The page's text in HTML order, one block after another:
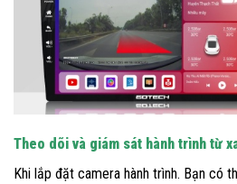
Theo dõi và giám sát hành trình từ
Khi lắp đặt camera hành trình. Bạn có